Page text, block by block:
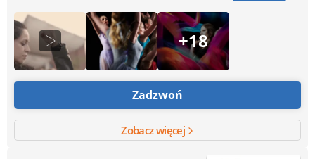
+18
Zadzwoń
Zobacz więcej